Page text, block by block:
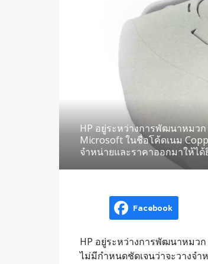
HP อยู่ระหว่างการพัฒนาหมว
Microsoft ในชื่อโค้ดเนม
จำหน่ายและราคาออกมาให้ไ
Facebook
HP อยู่ระหว่างการพัฒนาหมว
ไม่มีกำหนดชัดเจนว่าจะวางจำ